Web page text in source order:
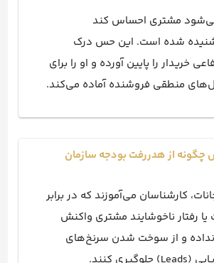
مشتری احساس کند
شده است. این حس درک
خریدار را پایین آورده و او را برای
منطقی فروشنده آماده می‌کند.
از هدررفت بودجه سازمان
کارشناسان می‌آموزند که در برابر
یا رفتار ناخوشایند مشتری واکنش
و از سوخت شدن سرنخ‌های